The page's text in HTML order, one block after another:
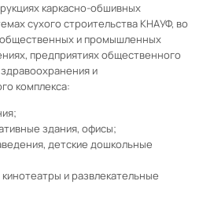
каркасно-обшивных
сухого строительства КНАУФ, во
общественных и промышленных
предприятиях общественного
и
комплекса:
здания, офисы;
детские дошкольные
и развлекательные